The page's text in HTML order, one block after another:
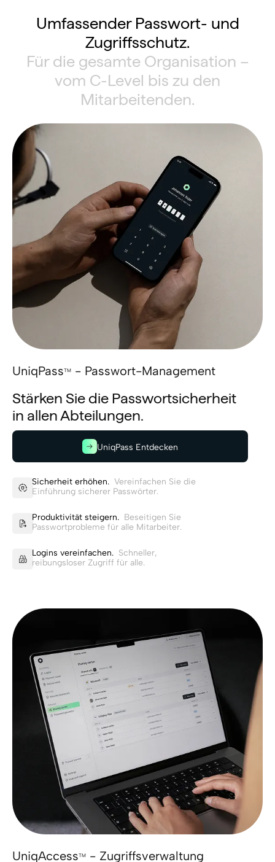
Umfassender Passwort- und
Zugriffsschutz.
Für die gesamte Organisation –
vom C-Level bis zu den
Mitarbeitenden.
UniqPassTM - Passwort-Management
Stärken Sie die Passwortsicherheit
in allen Abteilungen.
UniqPass Entdecken
Sicherheit erhöhen. Vereinfachen Sie die
Einführung sicherer Passwörter.
Produktivität steigern. Beseitigen Sie
Passwortprobleme für alle Mitarbeiter.
Logins vereinfachen. Schneller,
reibungsloser Zugriff für alle.
UniqAccessTM - Zugriffsverwaltung